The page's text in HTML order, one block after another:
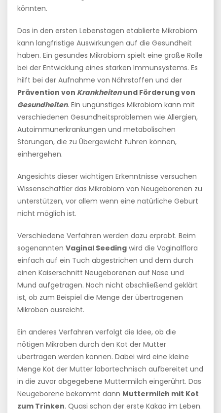
könnten.
Das in den ersten Lebenstagen etablierte Mikrobiom
kann langfristige Auswirkungen auf die Gesundheit
haben. Ein gesundes Mikrobiom spielt eine große Rolle
bei der Entwicklung eines starken Immunsystems. Es
hilft bei der Aufnahme von Nährstoffen und der
Prävention von Krankheitenund Förderung von
Gesundheiten. Ein ungünstiges Mikrobiom kann mit
verschiedenen Gesundheitsproblemen wie Allergien,
Autoimmunerkrankungen und metabolischen
Störungen, die zu Übergewicht führen können,
einhergehen.
Angesichts dieser wichtigen Erkenntnisse versuchen
Wissenschaftler das Mikrobiom von Neugeborenen zu
unterstützen, vor allem wenn eine natürliche Geburt
nicht möglich ist.
Verschiedene Verfahren werden dazu erprobt. Beim
sogenannten Vaginal Seeding wird die Vaginalflora
einfach auf ein Tuch abgestrichen und dem durch
einen Kaiserschnitt Neugeborenen auf Nase und
Mund aufgetragen. Noch nicht abschließend geklärt
ist, ob zum Beispiel die Menge der übertragenen
Mikroben ausreicht.
Ein anderes Verfahren verfolgt die Idee, ob die
nötigen Mikroben durch den Kot der Mutter
übertragen werden können. Dabei wird eine kleine
Menge Kot der Mutter labortechnisch aufbereitet und
in die zuvor abgegebene Muttermilch eingerührt. Das
Neugeborene bekommt dann Muttermilch mit Kot
zum Trinken. Quasi schon der erste Kakao im Leben.